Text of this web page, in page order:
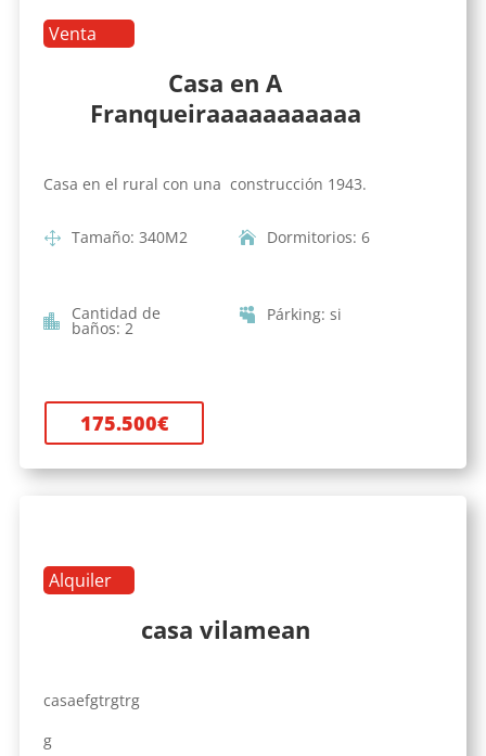
Venta
Casa en A
Franqueiraaaaaaaaaaa
Casa en el rural con una construcción 1943.
Tamaño: 340M2 Dormitorios: 6
Cantidad de
baños: 2
Párking: si
175.500€
Alquiler
casa vilamean
casaefgtrgtrg
g